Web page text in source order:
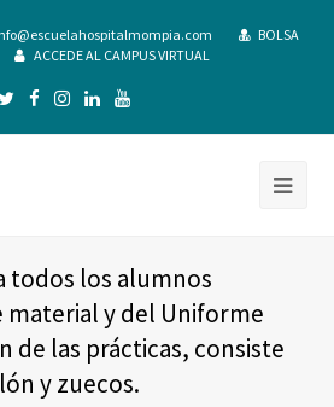
BOLSA
ACCEDE AL CAMPUS VIRTUAL
todos los alumnos
material y del Uniforme
de las prácticas, consiste
y zuecos.